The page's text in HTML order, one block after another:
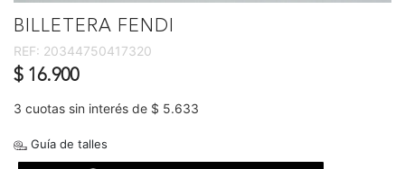
BILLETERA FENDI
REF: 20344750417320
$ 16.900
3 cuotas sin interés de $ 5.633
Guía de talles